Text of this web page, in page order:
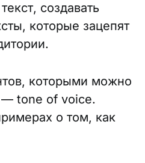
создавать
которые зацепят
которыми можно
— tone of voice.
о том, как